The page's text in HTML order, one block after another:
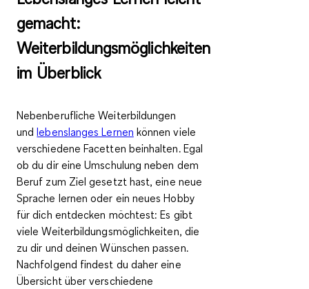
gemacht:
Weiterbildungsmöglichkeiten
im Überblick
Nebenberufliche Weiterbildungen
undlebenslanges Lernen können viele
verschiedene Facetten beinhalten. Egal
ob du dir eine Umschulung neben dem
Beruf zum Ziel gesetzt hast, eine neue
Sprache lernen oder ein neues Hobby
für dich entdecken möchtest: Es gibt
viele Weiterbildungsmöglichkeiten, die
zu dir und deinen Wünschen passen.
Nachfolgend findest du daher eine
Übersicht über verschiedene